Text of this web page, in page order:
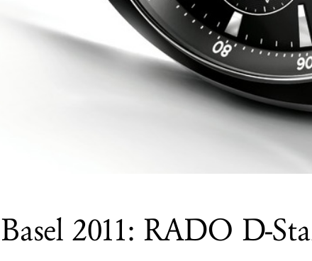
Basel 2011: RADO D-